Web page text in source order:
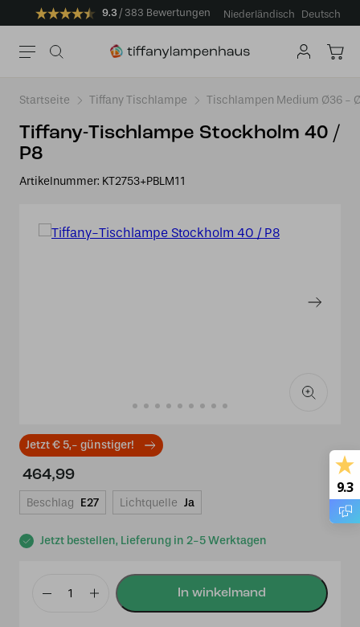
9.3 383 Bewertungen Niederländisch Deutsch
Startseite Tiffany Tischlampe Tischlampen Medium Ø36 -
Tiffany-Tischlampe Stockholm 40 /
P8
Artikelnummer: KT2753+PBLM11
Jetzt € 5,- günstiger!
Jetzt bestellen, Lieferung in 2-5 Werktagen
464,99
Beschlag E27 Lichtquelle Ja
Tiffany-
9.3